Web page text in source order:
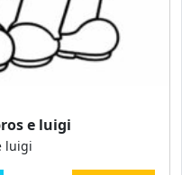
e luigi
luigi